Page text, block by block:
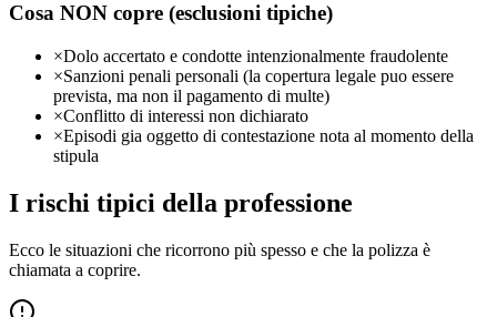
Cosa NON copre (esclusioni tipiche)
×Dolo accertato e condotte intenzionalmente fraudolente
×Sanzioni penali personali (la copertura legale puo essere
prevista, ma non il pagamento di multe)
×Conflitto di interessi non dichiarato
×Episodi gia oggetto di contestazione nota al momento della
stipula
I rischi tipici della professione
Ecco le situazioni che ricorrono più spesso e che la polizza è
chiamata a coprire.